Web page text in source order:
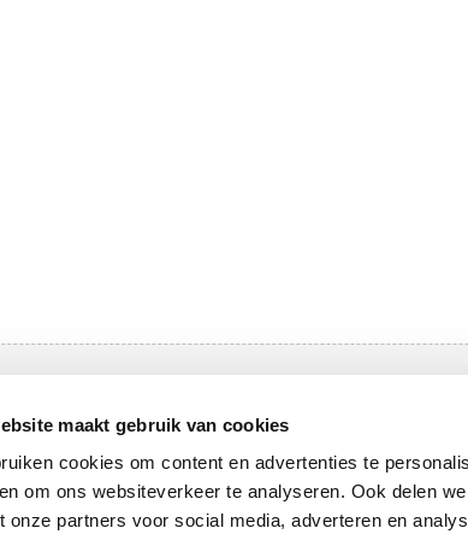
maakt gebruik van cookies
cookies om content en advertenties te
om ons websiteverkeer te analyseren. Ook delen
onze partners voor social media, adverteren en
Aanschaf Olympas
Tarieven
Sportaanbod
Inloggen